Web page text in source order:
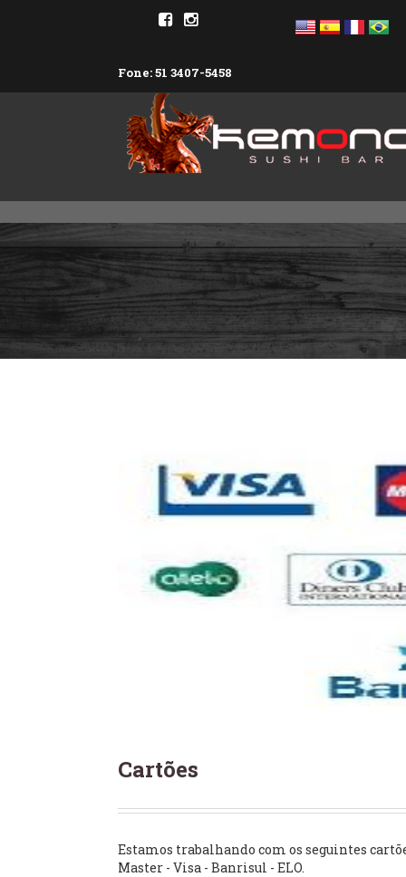
Fone: 51 3407-5458
Cartões
Estamos trabalhando com os seguintes
Master - Visa - Banrisul - ELO.